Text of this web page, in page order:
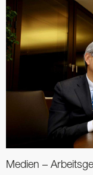
Medien –